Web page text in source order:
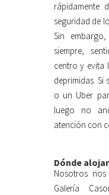
rápidamente
seguridad de
Sin
siempre,
centro y evita
deprimidas. Si
o un Uber
luego no
atención con
Dónde
Nosotros
Galería